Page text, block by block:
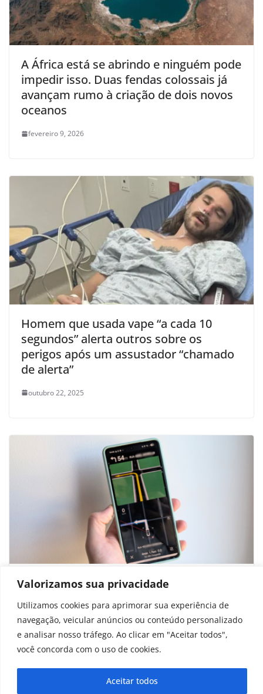
Valorizamos sua privacidade
Utilizamos cookies para aprimorar sua experiência de
navegação, veicular anúncios ou conteúdo personalizado
e analisar nosso tráfego. Ao clicar em "Aceitar todos",
você concorda com o uso de cookies.
Aceitar todos
A África está se abrindo e ninguém pode
impedir isso. Duas fendas colossais já
avançam rumo à criação de dois novos
oceanos
fevereiro 9, 2026
Homem que usada vape “a cada 10
segundos” alerta outros sobre os
perigos após um assustador “chamado
de alerta”
outubro 22, 2025
AMap é o ‘Google Maps da China’ com
recursos de IA; conheça o app
setembro 27, 2025